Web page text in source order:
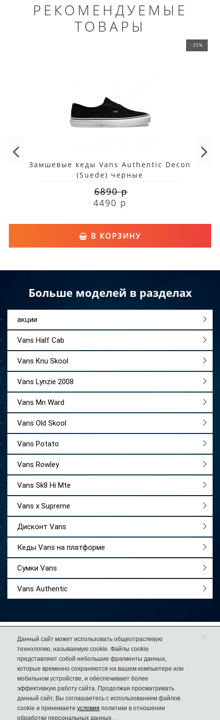
РЕКОМЕНДУЕМЫЕ
ТОВАРЫ
-35%
Замшевые кеды Vans Authentic Decon
(Suede) черные
6890 р
4490 р
В КОРЗИНУ
Больше моделей в разделах
акции
Vans Half Cab
Vans Knu Skool
Vans Lynzie 2008
Vans Mn Ward
Vans Old Skool
Vans Potato
Vans Rowley
Vans Sk8 Hi Mte
Vans x Supreme
Дисконт Vans
Кеды Vans на платформе
Сумки Vans
Vans Authentic
Работаемс 2009 года
Более 50 000довольных покупателей
74% клиентоввозвращаются к нам за еще одной парой обуви
8 (925) 636-00-06
Дисконт №1
Данный сайт может использовать общеотраслевую
технологию, называемую cookie. Файлы cookie
представляют собой небольшие фрагменты данных,
которые временно сохраняются на вашем компьютере или
мобильном устройстве, и обеспечивают более
эффективную работу сайта. Продолжая просматривать
данный сайт, Вы соглашаетесь с использованием файлов
cookie и принимаете условия политики в отношении
обработки персональных данных.
×